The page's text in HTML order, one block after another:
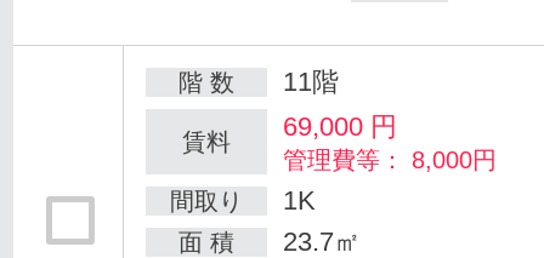
階 数 11階
賃料 69,000 円
管理費等： 8,000円
間取り
1K
面 積 23.7㎡